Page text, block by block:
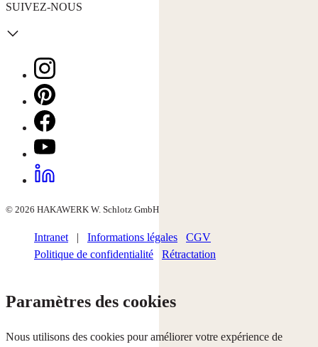
SUIVEZ-NOUS
© 2026 HAKAWERK W. Schlotz GmbH
Intranet | Informations légales
CGV
Politique de confidentialité
Rétractation
Paramètres des cookies
Nous utilisons des cookies pour améliorer votre expérience de